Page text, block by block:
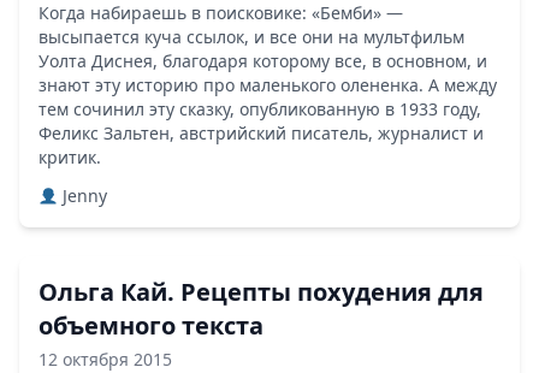
Когда набираешь в поисковике: «Бемби» —
высыпается куча ссылок, и все они на мультфильм
Уолта Диснея, благодаря которому все, в основном, и
знают эту историю про маленького олененка. А между
тем сочинил эту сказку, опубликованную в 1933 году,
Феликс Зальтен, австрийский писатель, журналист и
критик.
Jenny
Ольга Кай. Рецепты похудения для
объемного текста
12 октября 2015